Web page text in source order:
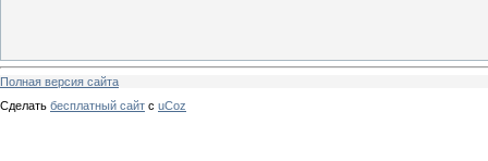
Полная версия сайта
Сделать бесплатный сайт с uCoz